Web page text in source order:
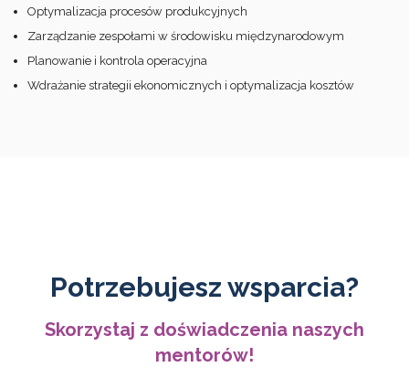
Optymalizacja procesów produkcyjnych
Zarządzanie zespołami w środowisku międzynarodowym
Planowanie i kontrola operacyjna
Wdrażanie strategii ekonomicznych i optymalizacja kosztów
Potrzebujesz wsparcia?
Skorzystaj z doświadczenia naszych
mentorów!